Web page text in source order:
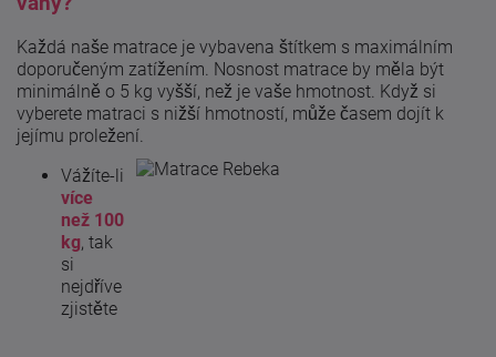
Každá naše matrace je vybavena štítkem s maximálním
doporučeným zatížením. Nosnost matrace by měla být
minimálně o 5 kg vyšší, než je vaše hmotnost. Když si
vyberete matraci s nižší hmotností, může časem dojít k
jejímu proležení.
Vážíte-li
více
než 100
kg, tak
si
nejdříve
zjistěte